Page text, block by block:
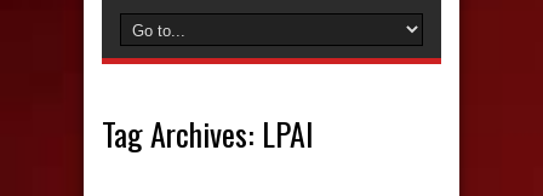
Tag Archives: LPAI